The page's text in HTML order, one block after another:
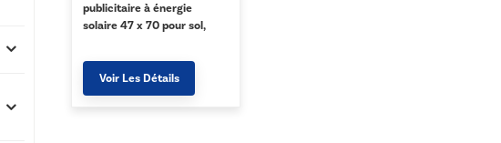
publicitaire à énergie
solaire 47 x 70 pour sol,
personnalisée - Argent
Voir Les Détails